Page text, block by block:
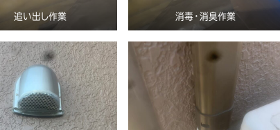
追い出し作業 消毒・消臭作業